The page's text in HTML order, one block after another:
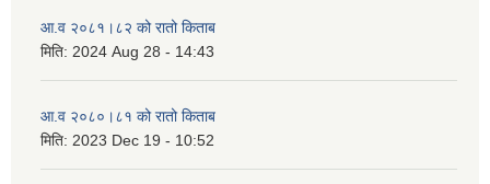
आ.व २०८१।८२ को रातो किताब
मिति: 2024 Aug 28 - 14:43
आ.व २०८०।८१ को रातो किताब
मिति: 2023 Dec 19 - 10:52